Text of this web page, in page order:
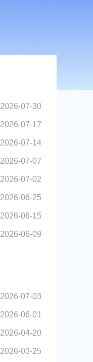
2026-07-30
2026-07-17
2026-07-14
2026-07-07
2026-07-02
2026-06-25
2026-06-15
2026-06-09
2026-07-03
2026-06-01
2026-04-20
2026-03-25